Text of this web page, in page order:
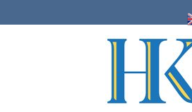
до